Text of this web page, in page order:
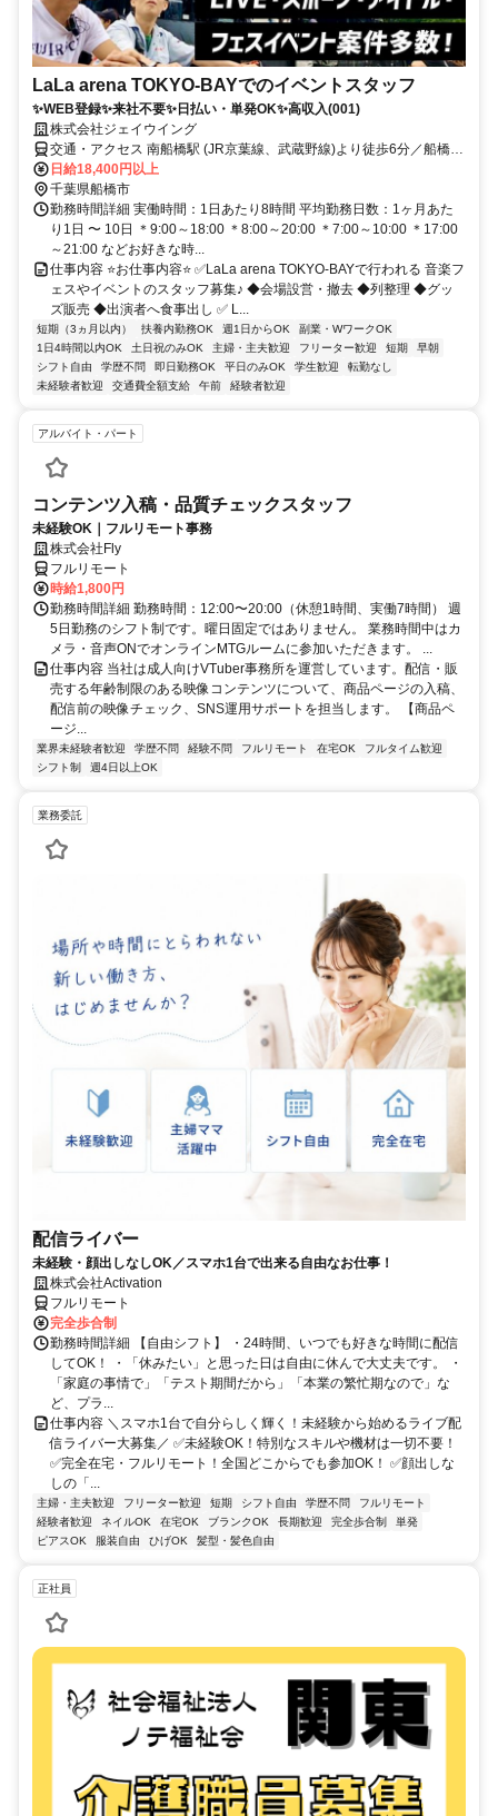
LaLa arena TOKYO-BAYでのイベントスタッフ
✨WEB登録✨来社不要✨日払い・単発OK✨高収入(001)
株式会社ジェイウイング
交通・アクセス 南船橋駅 (JR京葉線、武蔵野線)より徒歩6分／船橋競
馬場駅（京成本線）より徒歩16分
日給18,400円以上
千葉県船橋市
勤務時間詳細 実働時間：1日あたり8時間 平均勤務日数：1ヶ月あた
り1日 〜 10日 ＊9:00～18:00 ＊8:00～20:00 ＊7:00～10:00 ＊17:00
～21:00 などお好きな時...
仕事内容 ⭐お仕事内容⭐ ✅LaLa arena TOKYO-BAYで行われる 音楽フ
ェスやイベントのスタッフ募集♪ ◆会場設営・撤去 ◆列整理 ◆グッ
ズ販売 ◆出演者へ食事出し ✅ L...
短期（3ヵ月以内） 扶養内勤務OK 週1日からOK
副業・WワークOK
1日4時間以内OK
土日祝のみOK 主婦・主夫歓迎 フリーター歓迎 短期
早朝
シフト自由
学歴不問 即日勤務OK 平日のみOK 学生歓迎
転勤なし
未経験者歓迎
交通費全額支給 午前 経験者歓迎
アルバイト・パート
コンテンツ入稿・品質チェックスタッフ
未経験OK｜フルリモート事務
株式会社Fly
フルリモート
時給1,800円
勤務時間詳細 勤務時間：12:00〜20:00（休憩1時間、実働7時間） 週
5日勤務のシフト制です。曜日固定ではありません。 業務時間中はカ
メラ・音声ONでオンラインMTGルームに参加いただきます。 ...
仕事内容 当社は成人向けVTuber事務所を運営しています。配信・販
売する年齢制限のある映像コンテンツについて、商品ページの入稿、
配信前の映像チェック、SNS運用サポートを担当します。 【商品ペ
ージ...
業界未経験者歓迎 学歴不問 経験不問 フルリモート 在宅OK
フルタイム歓迎
シフト制
週4日以上OK
業務委託
配信ライバー
未経験・顔出しなしOK／スマホ1台で出来る自由なお仕事！
株式会社Activation
フルリモート
完全歩合制
勤務時間詳細 【自由シフト】 ・24時間、いつでも好きな時間に配信
してOK！ ・「休みたい」と思った日は自由に休んで大丈夫です。 ・
「家庭の事情で」「テスト期間だから」「本業の繁忙期なので」な
ど、プラ...
仕事内容 ＼スマホ1台で自分らしく輝く！未経験から始めるライブ配
信ライバー大募集／ ✅未経験OK！特別なスキルや機材は一切不要！
✅完全在宅・フルリモート！全国どこからでも参加OK！ ✅顔出しな
しの「...
主婦・主夫歓迎 フリーター歓迎 短期 シフト自由 学歴不問
フルリモート
経験者歓迎
ネイルOK 在宅OK ブランクOK 長期歓迎 完全歩合制
単発
ピアスOK
服装自由 ひげOK 髪型・髪色自由
正社員